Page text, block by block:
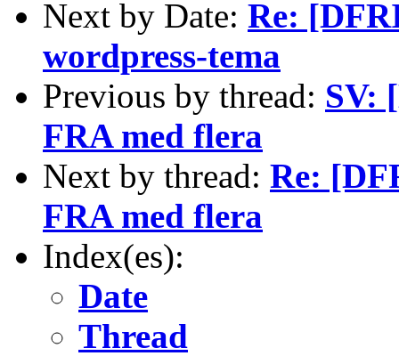
Next by Date: Re:
wordpress-tema
Previous by thread: SV:
FRA med flera
Next by thread: Re:
FRA med flera
Index(es):
Date
Thread